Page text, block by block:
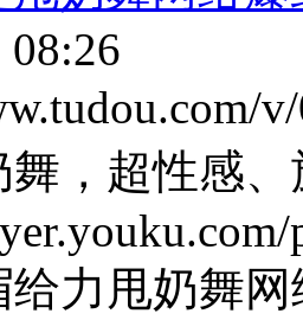
08:26
舞，超性感
给力甩奶舞